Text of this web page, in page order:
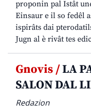
proponin pal Istât
Einsaur e il so fedêl
ispirâts dai
Jugn al è rivât tes
Gnovis /LA
SALON DAL
Redazion